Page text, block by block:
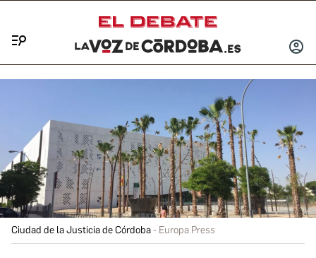
INICIAR
Ciudad de la Justicia de Córdoba Europa Press